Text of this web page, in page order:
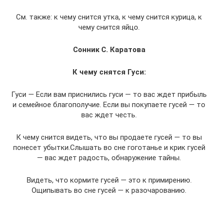
См. также: к чему снится утка, к чему снится курица, к
чему снится яйцо.
Сонник С. Каратова
К чему снятся Гуси:
Гуси — Если вам приснились гуси — то вас ждет прибыль
и семейное благополучие. Если вы покупаете гусей — то
вас ждет честь.
К чему снится видеть, что вы продаете гусей — то вы
понесет убытки.Слышать во сне гоготанье и крик гусей
— вас ждет радость, обнаружение тайны.
Видеть, что кормите гусей — это к примирению.
Ощипывать во сне гусей — к разочарованию.